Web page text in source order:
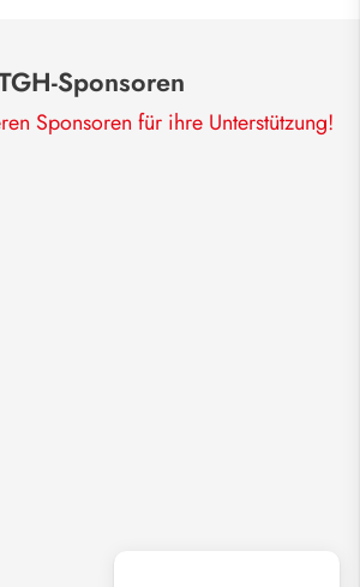
Sponsoren
Sponsoren für ihre Unterstützung!